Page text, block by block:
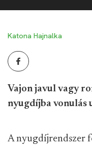
Katona Hajnalka
Vajon javul vagy
nyugdíjba vonulás
A nyugdíjrendszer